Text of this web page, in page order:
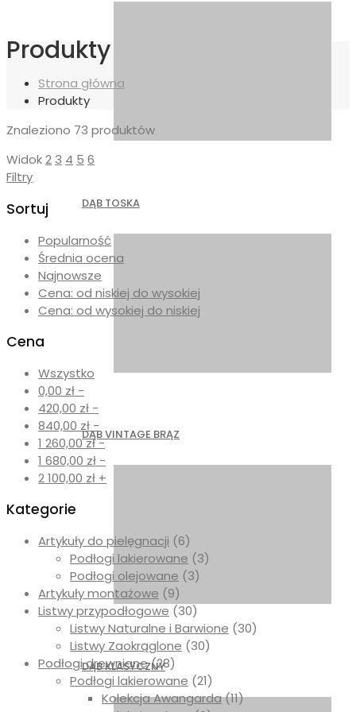
DĄB TOSKA
DĄB VINTAGE BRĄZ
DĄB KLASYCZNY
Produkty
Strona główna
Produkty
Znaleziono 73 produktów
Widok2 3 4 5 6
Filtry
Sortuj
Popularność
Średnia ocena
Najnowsze
Cena: od niskiej do wysokiej
Cena: od wysokiej do niskiej
Cena
Wszystko
0,00 zł -
420,00 zł -
840,00 zł -
1 260,00zł-
1 680,00 zł -
2 100,00 zł +
Kategorie
Artykuły do pielęgnacji (6)
Podłogi lakierowane (3)
Podłogi olejowane (3)
Artykuły montażowe (9)
Listwy przypodłogowe (30)
Listwy Naturalne i Barwione (30)
Listwy Zaokrąglone (30)
Podłogi drewniane (28)
Podłogi lakierowane (21)
Kolekcja Awangarda(11)